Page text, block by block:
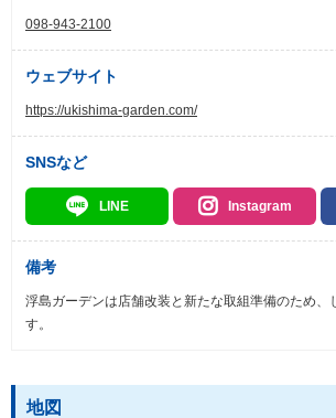
098-943-2100
ウェブサイト
https://ukishima-garden.com/
SNSなど
LINE Instagram
備考
浮島ガーデンは店舗改装と新たな取組準備のため、
す。
地図